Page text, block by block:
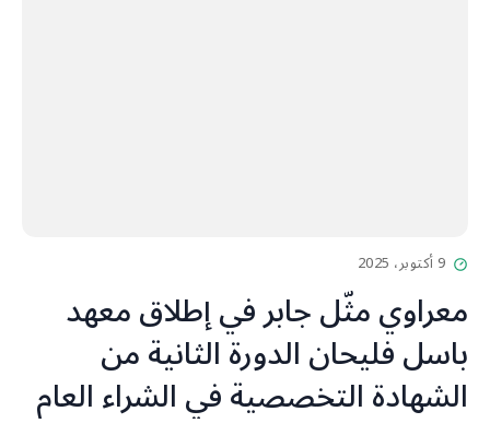
9 أكتوبر، 2025
معراوي مثّل جابر في إطلاق معهد
باسل فليحان الدورة الثانية من
الشهادة التخصصية في الشراء العام